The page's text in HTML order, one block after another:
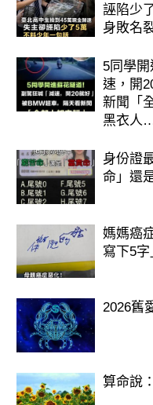
誣陷少
身敗名
5同學
速，開
新聞「
黑衣人
身份證
命」還
媽媽癌
寫下5
2026舊
算命說